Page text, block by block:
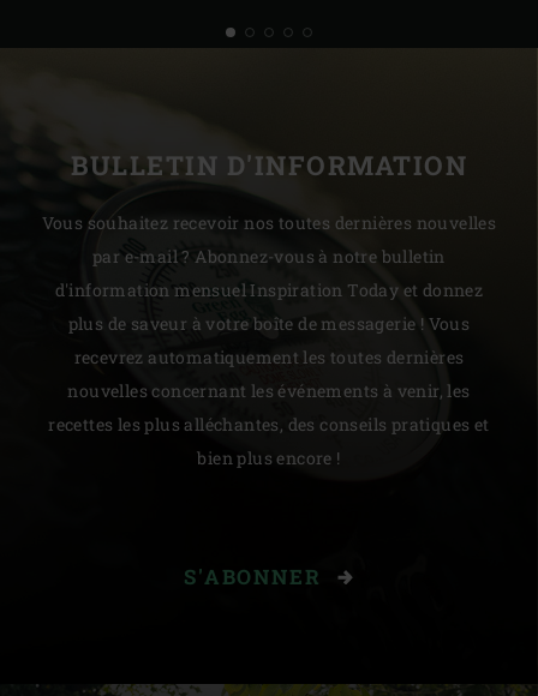
BULLETIN D'INFORMATION
Vous souhaitez recevoir nos toutes dernières nouvelles
par e-mail ? Abonnez-vous à notre bulletin
d'information mensuel Inspiration Today et donnez
plus de saveur à votre boîte de messagerie ! Vous
recevrez automatiquement les toutes dernières
nouvelles concernant les événements à venir, les
recettes les plus alléchantes, des conseils pratiques et
bien plus encore !
S'ABONNER